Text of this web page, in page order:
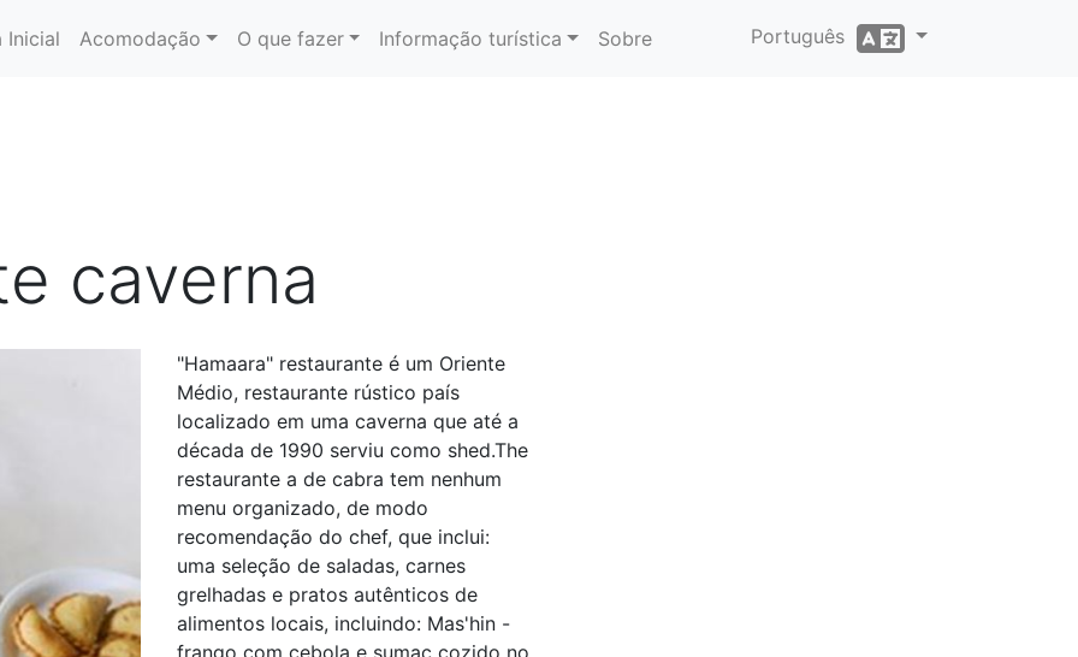
Inicial Acomodação O que fazer Informação turística Sobre Português
caverna
"Hamaara" restaurante é um Oriente
Médio, restaurante rústico país
localizado em uma caverna que até a
década de 1990 serviu como shed.The
restaurante a de cabra tem nenhum
menu organizado, de modo
recomendação do chef, que inclui:
uma seleção de saladas, carnes
grelhadas e pratos autênticos de
alimentos locais, incluindo: Mas'hin -
frango com cebola e sumac cozido no